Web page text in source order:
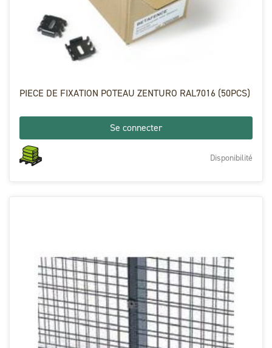
PIECE DE FIXATION POTEAU ZENTURO RAL7016 (50PCS)
Se connecter
Disponibilité